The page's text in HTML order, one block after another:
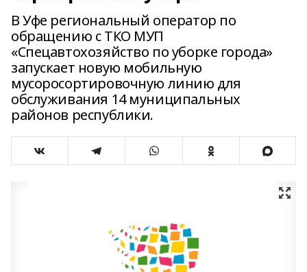
В Уфе региональный оператор по
обращению с ТКО МУП
«Спецавтохозяйство по уборке города»
запускает новую мобильную
мусоросортировочную линию для
обслуживания 14 муниципальных
районов республики.